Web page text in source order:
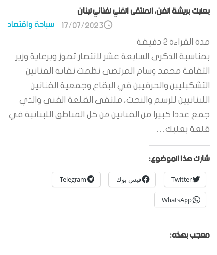
بعلبك بريشة الفن، الملتقى الفني لفناني لبنان
سياحة واقتصاد 17/07/2023
مدة القراءة 2 دقيقة
بمناسبة الذكرى السابعة عشر لانتصار تموز وبرعاية وزير
الثقافة محمد وسام المرتضى نظمت نقابة الفنانين
التشكيليين والحرفيين في البقاع وجمعية الفنانين
اللبنانيين للرسم والنحت، ملتقى القلعة الفني والذي
جمع عددا كبيرا من الفنانين من كل المناطق اللبنانية في
قلعة بعلبك…
شارك هذا الموضوع:
Twitter فيس بوك Telegram
WhatsApp
معجب بهذه: